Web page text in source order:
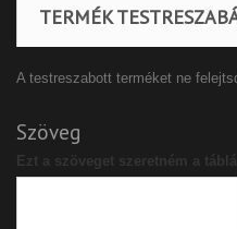
TERMÉK
A testreszabott terméket ne
Szöveg
Ezt a szöveget szeretném a